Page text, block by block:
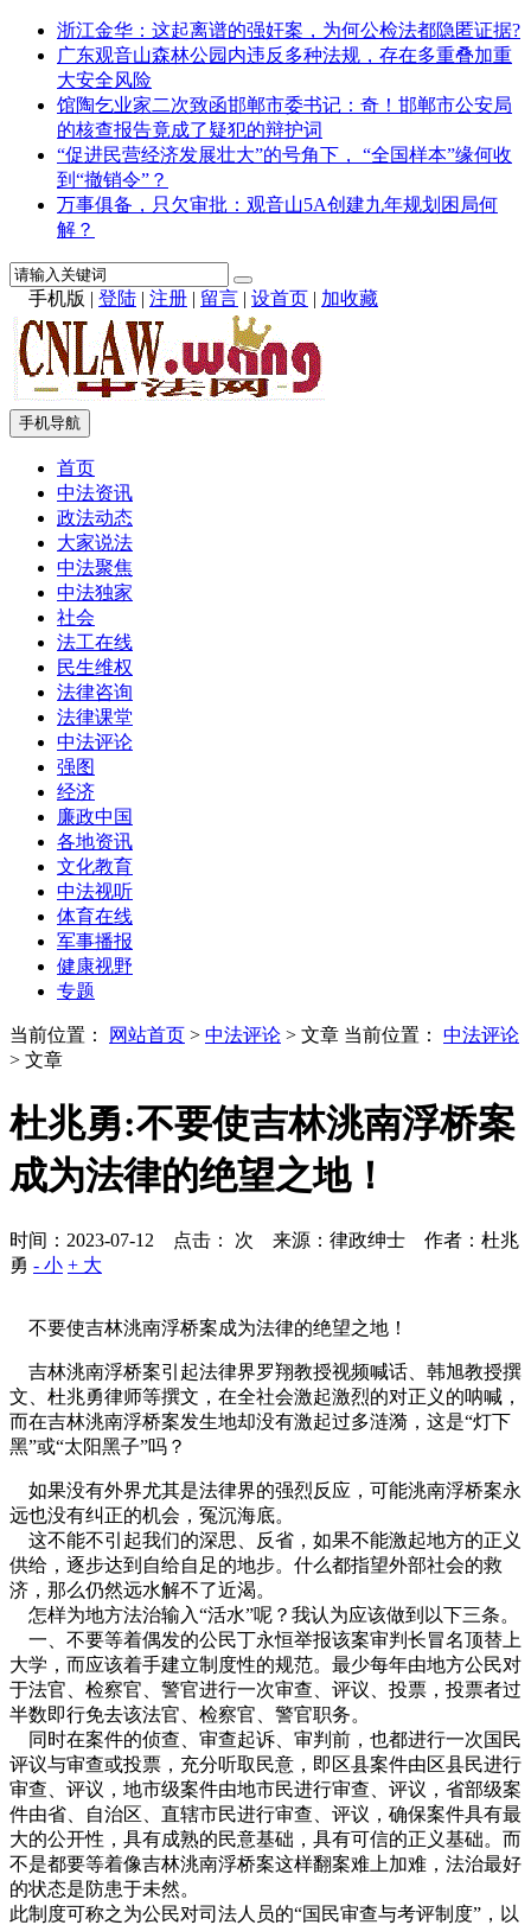
浙江金华：这起离谱的强奸案，为何公检法都隐匿证据?
广东观音山森林公园内违反多种法规，存在多重叠加重
大安全风险
馆陶乞业家二次致函邯郸市委书记：奇！邯郸市公安局
的核查报告竟成了疑犯的辩护词
“促进民营经济发展壮大”的号角下， “全国样本”缘何收
到“撤销令”？
万事俱备，只欠审批：观音山5A创建九年规划困局何
解？
手机版 | 登陆 | 注册 | 留言 | 设首页 | 加收藏
手机导航
首页
中法资讯
政法动态
大家说法
中法聚焦
中法独家
社会
法工在线
民生维权
法律咨询
法律课堂
中法评论
强图
经济
廉政中国
各地资讯
文化教育
中法视听
体育在线
军事播报
健康视野
专题
当前位置： 网站首页 > 中法评论 > 文章 当前位置： 中法评论
> 文章
杜兆勇:不要使吉林洮南浮桥案
成为法律的绝望之地！
时间：2023-07-12 点击： 次 来源：律政绅士 作者：杜兆
勇 - 小 + 大
不要使吉林洮南浮桥案成为法律的绝望之地！
吉林洮南浮桥案引起法律界罗翔教授视频喊话、韩旭教授撰
文、杜兆勇律师等撰文，在全社会激起激烈的对正义的呐喊，
而在吉林洮南浮桥案发生地却没有激起过多涟漪，这是“灯下
黑”或“太阳黑子”吗？
如果没有外界尤其是法律界的强烈反应，可能洮南浮桥案永
远也没有纠正的机会，冤沉海底。
这不能不引起我们的深思、反省，如果不能激起地方的正义
供给，逐步达到自给自足的地步。什么都指望外部社会的救
济，那么仍然远水解不了近渴。
怎样为地方法治输入“活水”呢？我认为应该做到以下三条。
一、不要等着偶发的公民丁永恒举报该案审判长冒名顶替上
大学，而应该着手建立制度性的规范。最少每年由地方公民对
于法官、检察官、警官进行一次审查、评议、投票，投票者过
半数即行免去该法官、检察官、警官职务。
同时在案件的侦查、审查起诉、审判前，也都进行一次国民
评议与审查或投票，充分听取民意，即区县案件由区县民进行
审查、评议，地市级案件由地市民进行审查、评议，省部级案
件由省、自治区、直辖市民进行审查、评议，确保案件具有最
大的公开性，具有成熟的民意基础，具有可信的正义基础。而
不是都要等着像吉林洮南浮桥案这样翻案难上加难，法治最好
的状态是防患于未然。
此制度可称之为公民对司法人员的“国民审查与考评制度”，以